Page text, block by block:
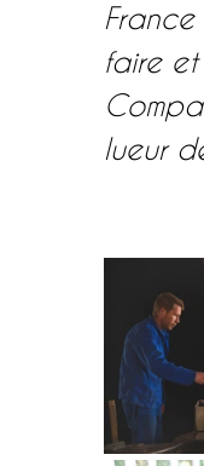
faire
lueur